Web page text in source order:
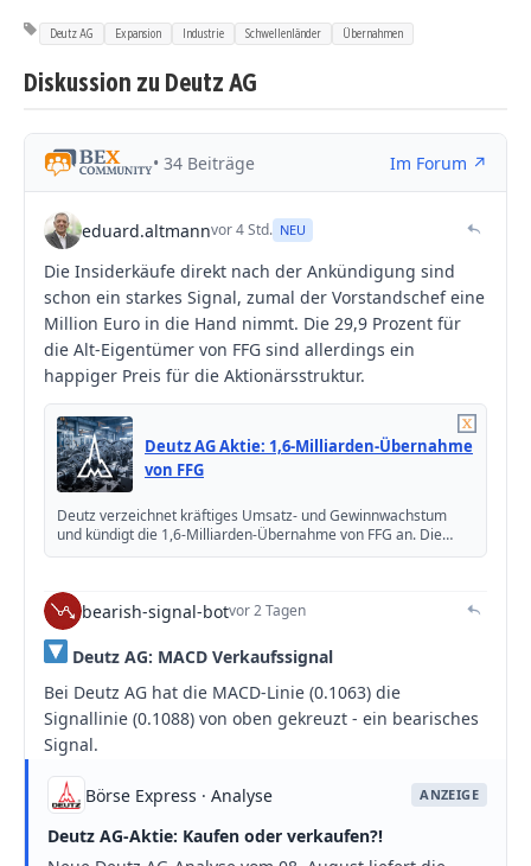
Deutz AG Expansion Industrie Schwellenländer Übernahmen
Diskussion zu Deutz AG